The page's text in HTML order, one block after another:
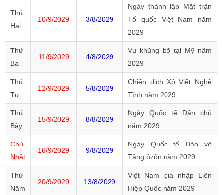
Thứ
Hai
10/9/2029 3/8/2029
Ngày thành lập Mặt trận
Tổ quốc Việt Nam năm
2029
Thứ
Ba
11/9/2029 4/8/2029
Vụ khủng bố tại Mỹ năm
2029
Thứ
Tư
12/9/2029 5/8/2029
Chiến dịch Xô Viết Nghệ
Tĩnh năm 2029
Thứ
Bảy
15/9/2029 8/8/2029
Ngày Quốc tế Dân chủ
năm 2029
Chủ
Nhật
16/9/2029 9/8/2029
Ngày Quốc tế Bảo vệ
Tầng ôzôn năm 2029
Thứ
Năm
20/9/2029 13/8/2029
Việt Nam gia nhập Liên
Hiệp Quốc năm 2029